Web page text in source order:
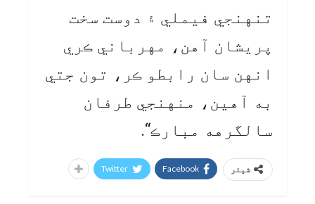
تنهنجي فيملي ۽ دوست سخت
پريشان آهن، مهرباني ڪري
انهن سان رابطو ڪر، تون جتي
به آهين، منهنجي طرفان
سالگرهه مبارڪ“.
شیئر Facebook
Twitter